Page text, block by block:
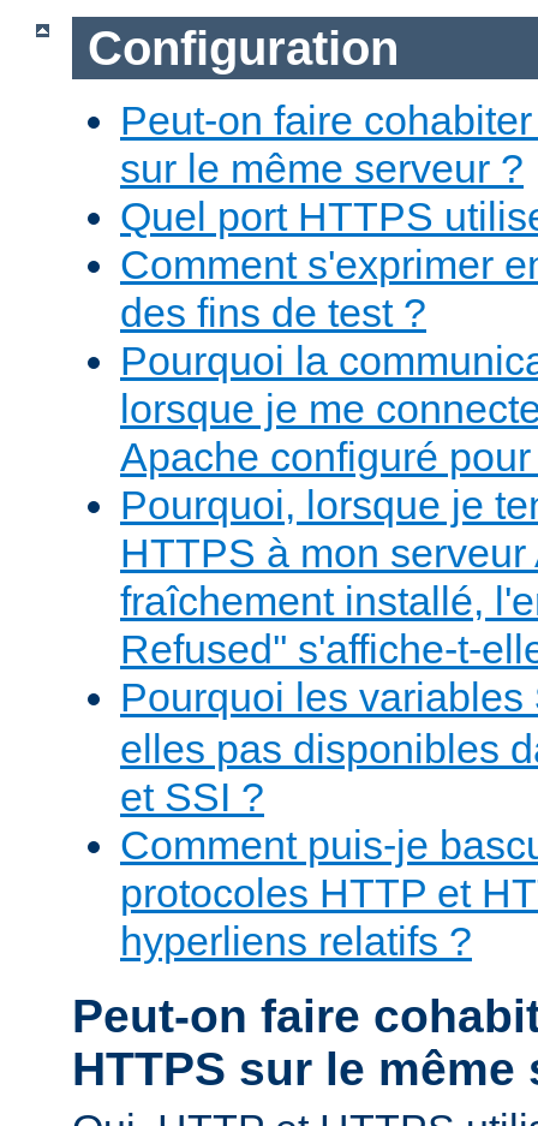
Configuration
Peut-on faire
sur le même serveur ?
Quel port HTTPS
Comment s'exprimer
des fins de test ?
Pourquoi la
lorsque je me
Apache configuré
Pourquoi, lorsque je
HTTPS à mon
fraîchement installé,
Refused'' s'affiche-t-
Pourquoi les variables
elles pas disponibles
et SSI ?
Comment puis-je
protocoles HTTP et
hyperliens relatifs ?
Peut-on faire
HTTPS sur le même